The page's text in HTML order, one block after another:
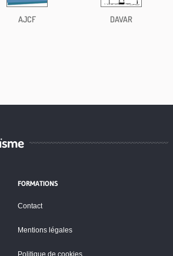
AJCF DAVAR
FORMATIONS
Contact
Mentions légales
Politique de cookies